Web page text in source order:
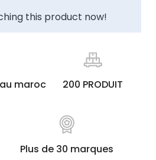
this product now!
maroc 200 PRODUIT
Plus de 30 marques